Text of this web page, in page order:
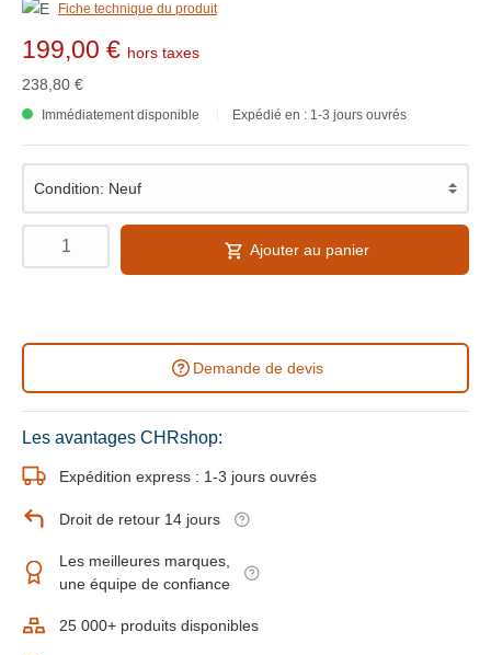
Fiche technique du produit
199,00 € hors taxes
238,80 €
Immédiatement disponible Expédié en : 1-3 jours ouvrés
Ajouter au panier
Demande de devis
Les avantages CHRshop:
Expédition express : 1-3 jours ouvrés
Droit de retour 14 jours
Les meilleures marques,
une équipe de confiance
25 000+ produits disponibles